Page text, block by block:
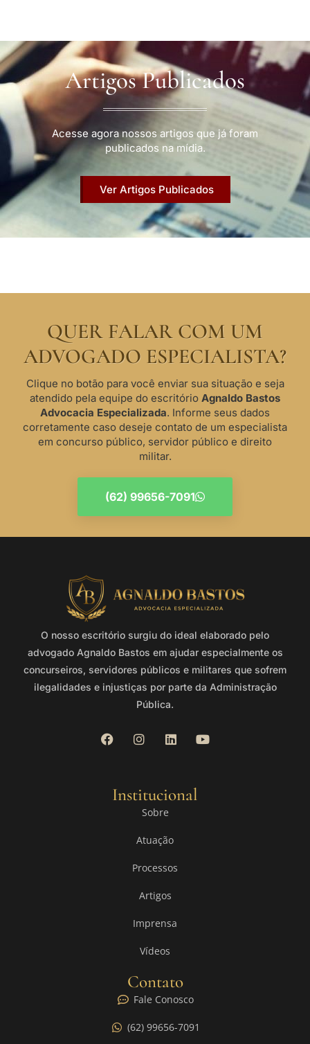
Artigos Publicados
Acesse agora nossos artigos que já foram
publicados na mídia.
Ver Artigos Publicados
QUER FALAR COM UM
ADVOGADO ESPECIALISTA?
Clique no botão para você enviar sua situação e seja
atendido pela equipe do escritório Agnaldo Bastos
Advocacia Especializada. Informe seus dados
corretamente caso deseje contato de um especialista
em concurso público, servidor público e direito
militar.
(62) 99656-7091
O nosso escritório surgiu do ideal elaborado pelo
advogado Agnaldo Bastos em ajudar especialmente os
concurseiros, servidores públicos e militares que sofrem
ilegalidades e injustiças por parte da Administração
Pública.
Institucional
Sobre
Atuação
Processos
Artigos
Imprensa
Vídeos
Contato
Fale Conosco
(62) 99656-7091